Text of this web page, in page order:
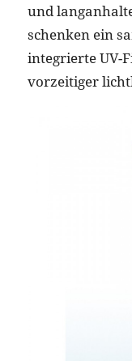
und
schenken ein
integrierte UV-
vorzeitiger